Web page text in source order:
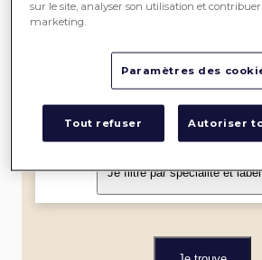
ME
Dans un rayon de
Je filtre par spécialité et
sur le site, analyser son utilisation et
marketing.
Paramètres des
Tout refuser Autoriser